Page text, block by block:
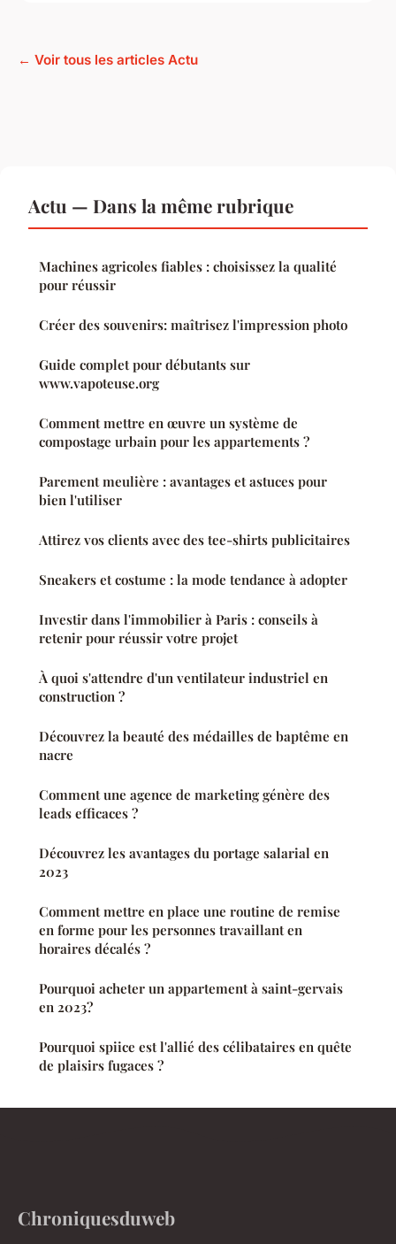
← Voir tous les articles Actu
Actu — Dans la même rubrique
Machines agricoles fiables : choisissez la qualité
pour réussir
Créer des souvenirs: maîtrisez l'impression photo
Guide complet pour débutants sur
www.vapoteuse.org
Comment mettre en œuvre un système de
compostage urbain pour les appartements ?
Parement meulière : avantages et astuces pour
bien l'utiliser
Attirez vos clients avec des tee-shirts publicitaires
Sneakers et costume : la mode tendance à adopter
Investir dans l'immobilier à Paris : conseils à
retenir pour réussir votre projet
À quoi s'attendre d'un ventilateur industriel en
construction ?
Découvrez la beauté des médailles de baptême en
nacre
Comment une agence de marketing génère des
leads efficaces ?
Découvrez les avantages du portage salarial en
2023
Comment mettre en place une routine de remise
en forme pour les personnes travaillant en
horaires décalés ?
Pourquoi acheter un appartement à saint-gervais
en 2023?
Pourquoi spiice est l'allié des célibataires en quête
de plaisirs fugaces ?
Chroniquesduweb